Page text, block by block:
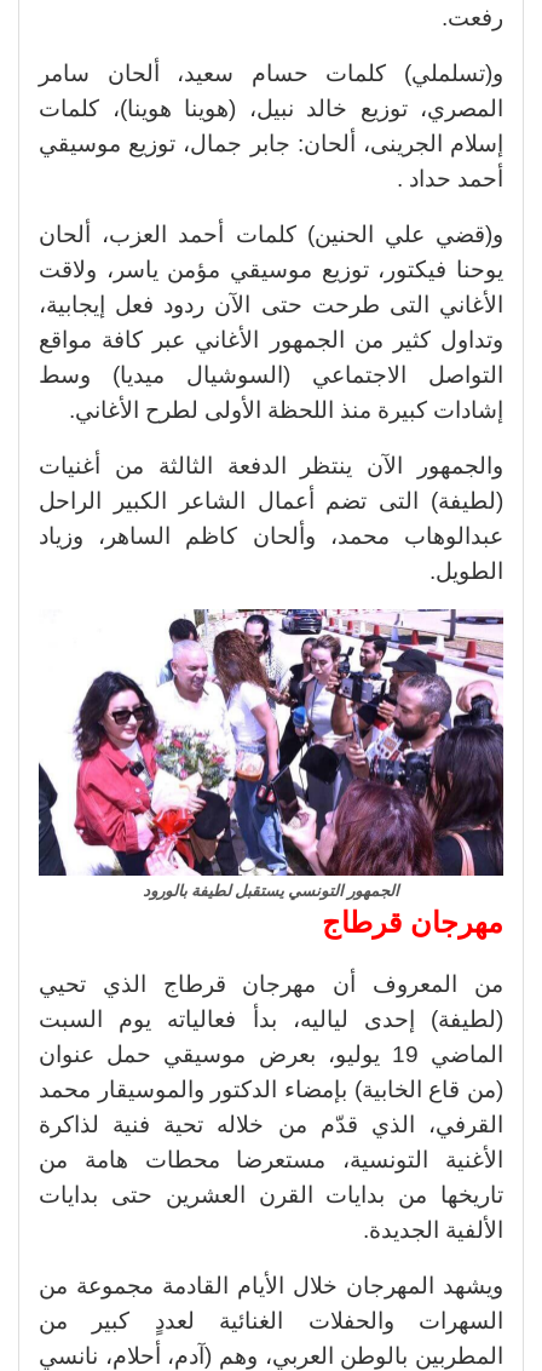
رفعت.
و(تسلملي) كلمات حسام سعيد، ألحان سامر
المصري، توزيع خالد نبيل، (هوينا هوينا)، كلمات
إسلام الجرينى، ألحان: جابر جمال، توزيع موسيقي
أحمد حداد .
و(قضي علي الحنين) كلمات أحمد العزب، ألحان
يوحنا فيكتور، توزيع موسيقي مؤمن ياسر، ولاقت
الأغاني التى طرحت حتى الآن ردود فعل إيجابية،
وتداول كثير من الجمهور الأغاني عبر كافة مواقع
التواصل الاجتماعي (السوشيال ميديا) وسط
إشادات كبيرة منذ اللحظة الأولى لطرح الأغاني.
والجمهور الآن ينتظر الدفعة الثالثة من أغنيات
(لطيفة) التى تضم أعمال الشاعر الكبير الراحل
عبدالوهاب محمد، وألحان كاظم الساهر، وزياد
الطويل.
الجمهور التونسي يستقبل لطيفة بالورود
مهرجان قرطاج
من المعروف أن مهرجان قرطاج الذي تحيي
(لطيفة) إحدى لياليه، بدأ فعالياته يوم السبت
الماضي 19 يوليو، بعرض موسيقي حمل عنوان
(من قاع الخابية) بإمضاء الدكتور والموسيقار محمد
القرفي، الذي قدّم من خلاله تحية فنية لذاكرة
الأغنية التونسية، مستعرضا محطات هامة من
تاريخها من بدايات القرن العشرين حتى بدايات
الألفية الجديدة.
ويشهد المهرجان خلال الأيام القادمة مجموعة من
السهرات والحفلات الغنائية لعددٍ كبير من
المطربين بالوطن العربي، وهم (آدم، أحلام، نانسي